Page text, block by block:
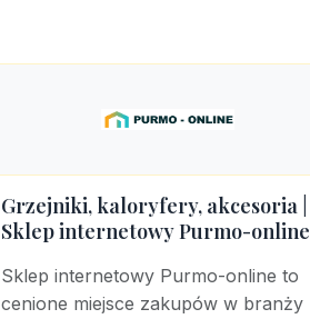
Grzejniki, kaloryfery, akcesoria |
Sklep internetowy Purmo-online
Sklep internetowy Purmo-online to
cenione miejsce zakupów w branży